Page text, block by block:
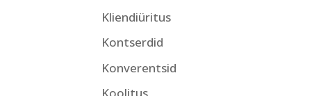
Kliendiüritus
Kontserdid
Konverentsid